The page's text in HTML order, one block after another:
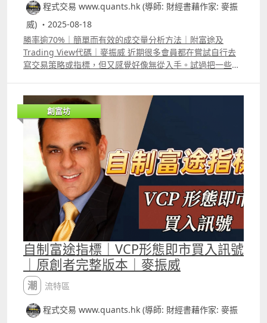
8 3 收市前下單 月收入增2.7萬策略 YouTube介紹影片
httpsyoutu.beIHqAB98gwaUsi=zSeuhTMtBfBBzeb
Backtest Report
httpswww.tradingview.comscriptero6ddTkAftermarket
%E4%B8%8B%E5%96%AEStrategy 4 T33_香港期指策略
YouTube介紹影片
httpsyoutu.bekoYtAO9AZKksi=k5H9jsOnUma53K9
Backtest Report
httpswww.tradingview.comscriptYpZG1OnXT33%E9%A
6%99%E6%B8%AF%E6%9C%9F%E6%8C%87%E7%89%8
8beta17autotrade%E7%89%88%E6%9C%AC 5 著名個人
炒家John Carter 自創策略1年賺1800萬美元 改良版
YouTube介紹影片
httpsyoutu.beFQzQ8o4pz_4si=zF10XqrlCw8wbgP9
Backtest Report
httpswww.tradingview.comscriptGn7udQ7mTTM%E8%
83%8C%E9%A6%B3%E6%94%B9%E8%89%AF%E7%89%
88 6 瑞典交易員Kristjan Kullamagi交易策略改良版
YouTube介紹影片
httpsyoutu.beEwZJ6jdhpXssi=pWqnY7By89I9_pYl
Backtest Report
httpswww.tradingview.comscriptjAmLZsVY%E7%91%9E
%E5%85%B8%E4%BA%A4%E6%98%93%E5%93%A1Kris
tjanKullamagi%E4%BA%A4%E6%98%93%E7%AD%96%
E7%95%A5 7專炒UVIX策略 YouTube介紹影片
程式交易 www.quants.hk (導師: 財經書藉作家: 麥振
威) ・2025-08-18
勝率逾70%｜簡單而有效的成交量分析方法｜附富途及
Trading View代碼｜麥振威 近期很多會員都在嘗試自行去
寫交易策略或指標，但又感覺好像無從入手。試過把一些常
易策略，例如「標準差」的公式十分簡單，可以嘗試用每支
bar的成交量去計算標準差。然後將「平均成交量」與「用
成交量計算的標準差」做比較。每當「平均成交量」大於
「用成交量計算的標準差」的時間，其實都是值得留意的入
市機會。 影片中講解了這個原理再配合股價走勢及其他指標
的應用方法，也有富途代碼給大家參考，可直接在富途平台
中當作指標使用。
___________________________________________________________
Patreon 會員可選策略可自行backtest及autotrade 1 ICT策
略改良版_美期版本 YouTube介紹影片
httpswww.youtube.comwatchv=_k16D3moiugamp;t=5s
Backtest Report
httpswww.tradingview.comscriptNJDkHQ5oICT%E7%AD
%96%E7%95%A5%E6%94%B9%E8%89%AF%E7%89%88
2%E7%BE%8E%E6%9C%9F%E7%89%8810 2 ICT 策略改
良版_美股及ETF版本 YouTube介紹影片
httpsyoutu.be4YzpHdt73NEsi=UV7Pzztp1Ii_rfG Backtest
Report
創富坊
自制富途指標｜VCP形態即市買入訊號
｜原創者完整版本｜麥振威
潮流特區
程式交易 www.quants.hk (導師: 財經書藉作家: 麥振